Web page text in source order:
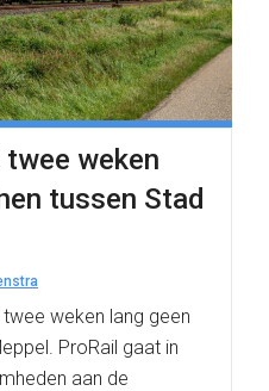
weken
tussen Stad
weken lang geen
ProRail gaat in
aan de